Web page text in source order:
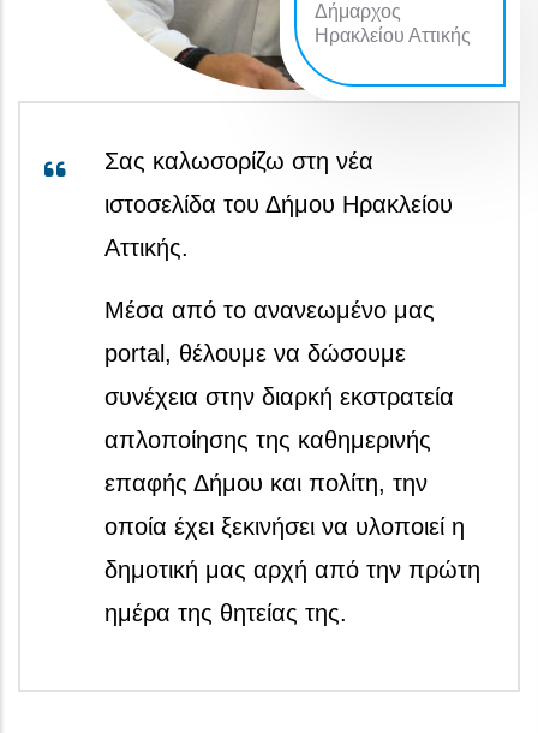
Δήμαρχος
Ηρακλείου Αττικής
Σας καλωσορίζω στη νέα
ιστοσελίδα του Δήμου Ηρακλείου
Αττικής.
Μέσα από το ανανεωμένο μας
portal, θέλουμε να δώσουμε
συνέχεια στην διαρκή εκστρατεία
απλοποίησης της καθημερινής
επαφής Δήμου και πολίτη, την
οποία έχει ξεκινήσει να υλοποιεί η
δημοτική μας αρχή από την πρώτη
ημέρα της θητείας της.